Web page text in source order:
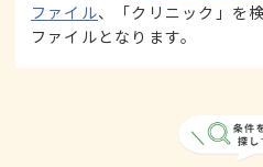
ファイル、「クリニック」を
ファイルとなります。